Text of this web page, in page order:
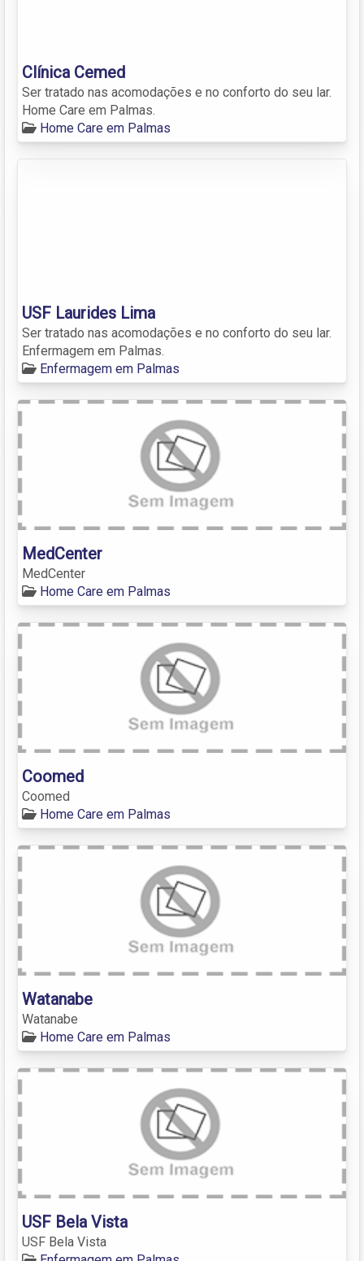
Clínica Cemed
Ser tratado nas acomodações e no conforto do seu lar.
Home Care em Palmas.
Home Care em Palmas
USF Laurides Lima
Ser tratado nas acomodações e no conforto do seu lar.
Enfermagem em Palmas.
Enfermagem em Palmas
MedCenter
MedCenter
Home Care em Palmas
Coomed
Coomed
Home Care em Palmas
Watanabe
Watanabe
Home Care em Palmas
USF Bela Vista
USF Bela Vista